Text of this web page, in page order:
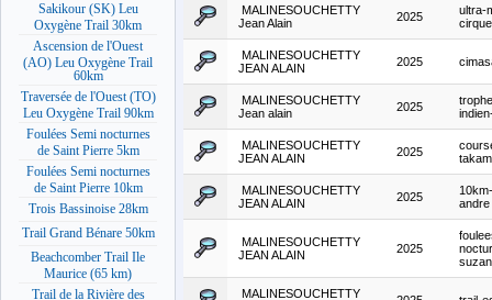
Sakikour (SK) Leu
Oxygène Trail 30km
Ascension de l'Ouest
(AO) Leu Oxygène Trail
60km
Traversée de l'Ouest (TO)
Leu Oxygène Trail 90km
Foulées Semi nocturnes
de Saint Pierre 5km
Foulées Semi nocturnes
de Saint Pierre 10km
Trois Bassinoise 28km
Trail Grand Bénare 50km
Beachcomber Trail Ile
Maurice (65 km)
Trail de la Rivière des
MALINESOUCHETTY
Jean Alain
2025
ultra-
MALINESOUCHETTY
JEAN ALAIN
2025
MALINESOUCHETTY
Jean alain
2025
MALINESOUCHETTY
JEAN ALAIN
2025
MALINESOUCHETTY
JEAN ALAIN
2025
andre
MALINESOUCHETTY
JEAN ALAIN
2025
MALINESOUCHETTY